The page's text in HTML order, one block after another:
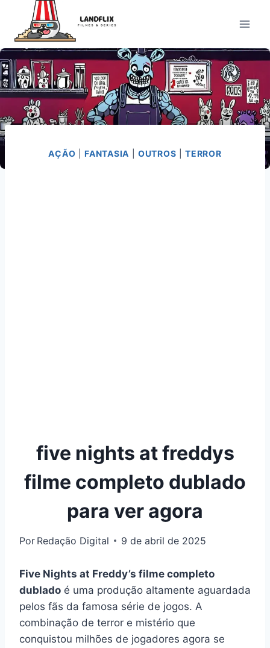
Conteúdo
AÇÃO |FANTASIA |OUTROS |TERROR
five nights at freddys
filme completo dublado
para ver agora
Por Redação Digital 9 de abril de 2025
Five Nights at Freddy’s filme completo
dublado é uma produção altamente aguardada
pelos fãs da famosa série de jogos. A
combinação de terror e mistério que
conquistou milhões de jogadores agora se